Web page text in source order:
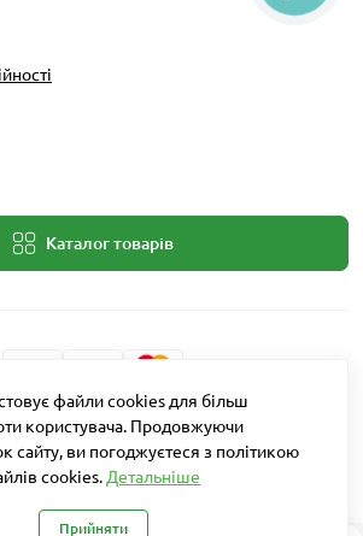
Каталог товарів
Intent Solutions
Агро Рітейл © 2026
файли cookies для більш
користувача. Продовжуючи
сайту, ви погоджуєтеся з політикою
cookies. Детальніше
Прийняти